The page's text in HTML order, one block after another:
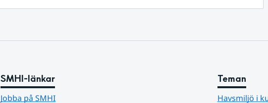
SMHI-länkar
Jobba på SMHI
Teman
Havsmiljö i